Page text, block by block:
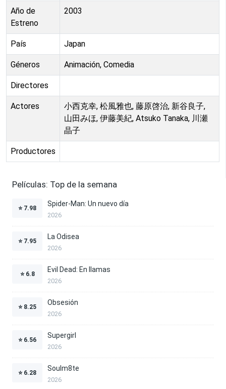
Año de
Estreno
2003
País Japan
Géneros Animación, Comedia
Directores
Actores
小西克幸, 松風雅也, 藤原啓治, 新谷良子,
山田みほ, 伊藤美紀, Atsuko Tanaka, 川瀬
晶子
Productores
Películas: Top de la semana
⭐ 7.98
Spider-Man: Un nuevo día
2026
⭐ 7.95
La Odisea
2026
⭐ 6.8
Evil Dead: En llamas
2026
⭐ 8.25
Obsesión
2026
⭐ 6.56
Supergirl
2026
⭐ 6.28
Soulm8te
2026